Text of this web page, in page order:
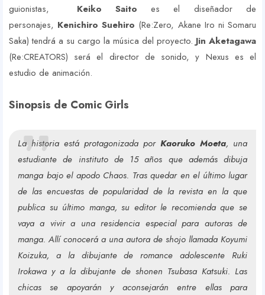
guionistas, Keiko Saito es el diseñador de
personajes, Kenichiro Suehiro (Re:Zero, Akane Iro ni Somaru
Saka) tendrá a su cargo la música del proyecto. Jin Aketagawa
(Re:CREATORS) será el director de sonido, y Nexus es el
estudio de animación.
Sinopsis de Comic Girls
La historia está protagonizada por Kaoruko Moeta, una
estudiante de instituto de 15 años que además dibuja
manga bajo el apodo Chaos. Tras quedar en el último lugar
de las encuestas de popularidad de la revista en la que
publica su último manga, su editor le recomienda que se
vaya a vivir a una residencia especial para autoras de
manga. Allí conocerá a una autora de shojo llamada Koyumi
Koizuka, a la dibujante de romance adolescente Ruki
Irokawa y a la dibujante de shonen Tsubasa Katsuki. Las
chicas se apoyarán y aconsejarán entre ellas para